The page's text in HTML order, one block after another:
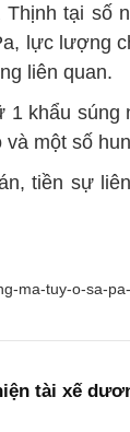
tại số
lực lượng
liên quan.
khẩu súng
một số
tiền sự
ma-tuy-o-sa-
tài xế